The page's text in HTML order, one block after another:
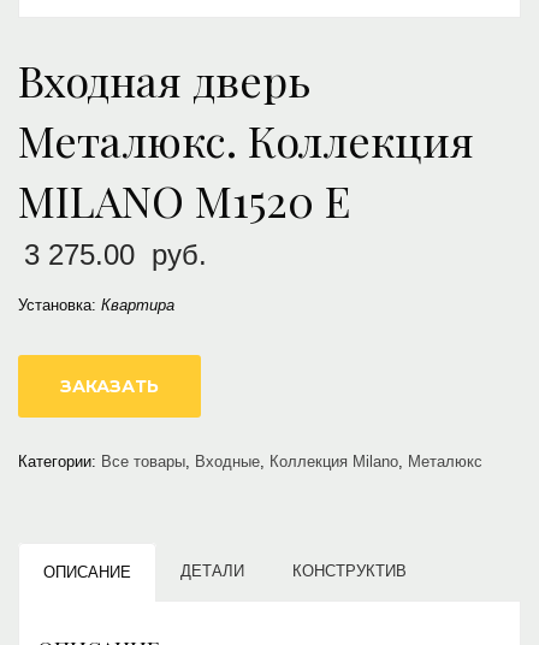
Входная дверь
Металюкс. Коллекция
MILANO М1520 Е
3 275.00 руб.
Установка: Квартира
ЗАКАЗАТЬ
Категории: Все товары, Входные, Коллекция Milano, Металюкс
ОПИСАНИЕ ДЕТАЛИ КОНСТРУКТИВ